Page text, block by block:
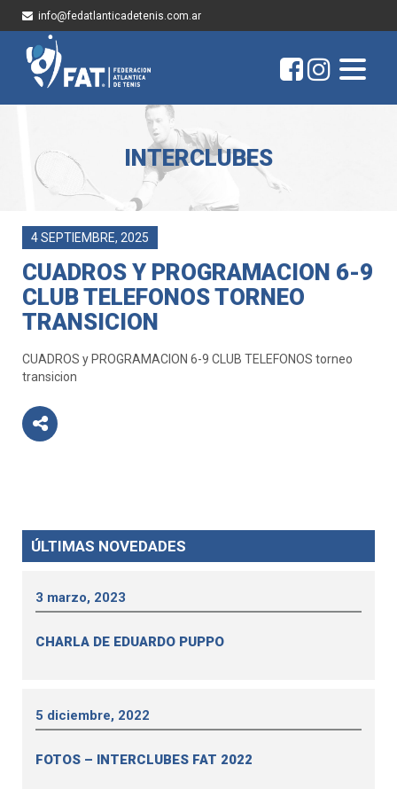
info@fedatlanticadetenis.com.ar
INTERCLUBES
4 SEPTIEMBRE, 2025
CUADROS Y PROGRAMACION 6-9
CLUB TELEFONOS TORNEO
TRANSICION
CUADROS y PROGRAMACION 6-9 CLUB TELEFONOS torneo
transicion
ÚLTIMAS NOVEDADES
3 marzo, 2023
CHARLA DE EDUARDO PUPPO
5 diciembre, 2022
FOTOS – INTERCLUBES FAT 2022